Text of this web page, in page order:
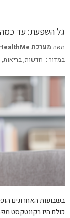
גל השפעת: עד
מאת מערכת HealthMe
במדור : חדשות,בריאות,
בשבועות האחרונים
כולם היו בקונטקסט